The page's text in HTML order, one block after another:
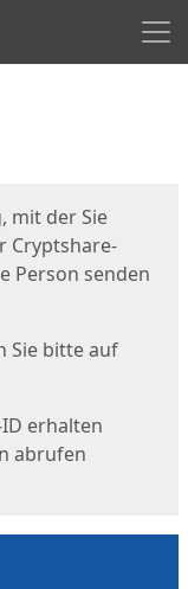
mit der Sie
Cryptshare-
Person senden
Sie bitte auf
erhalten
abrufen